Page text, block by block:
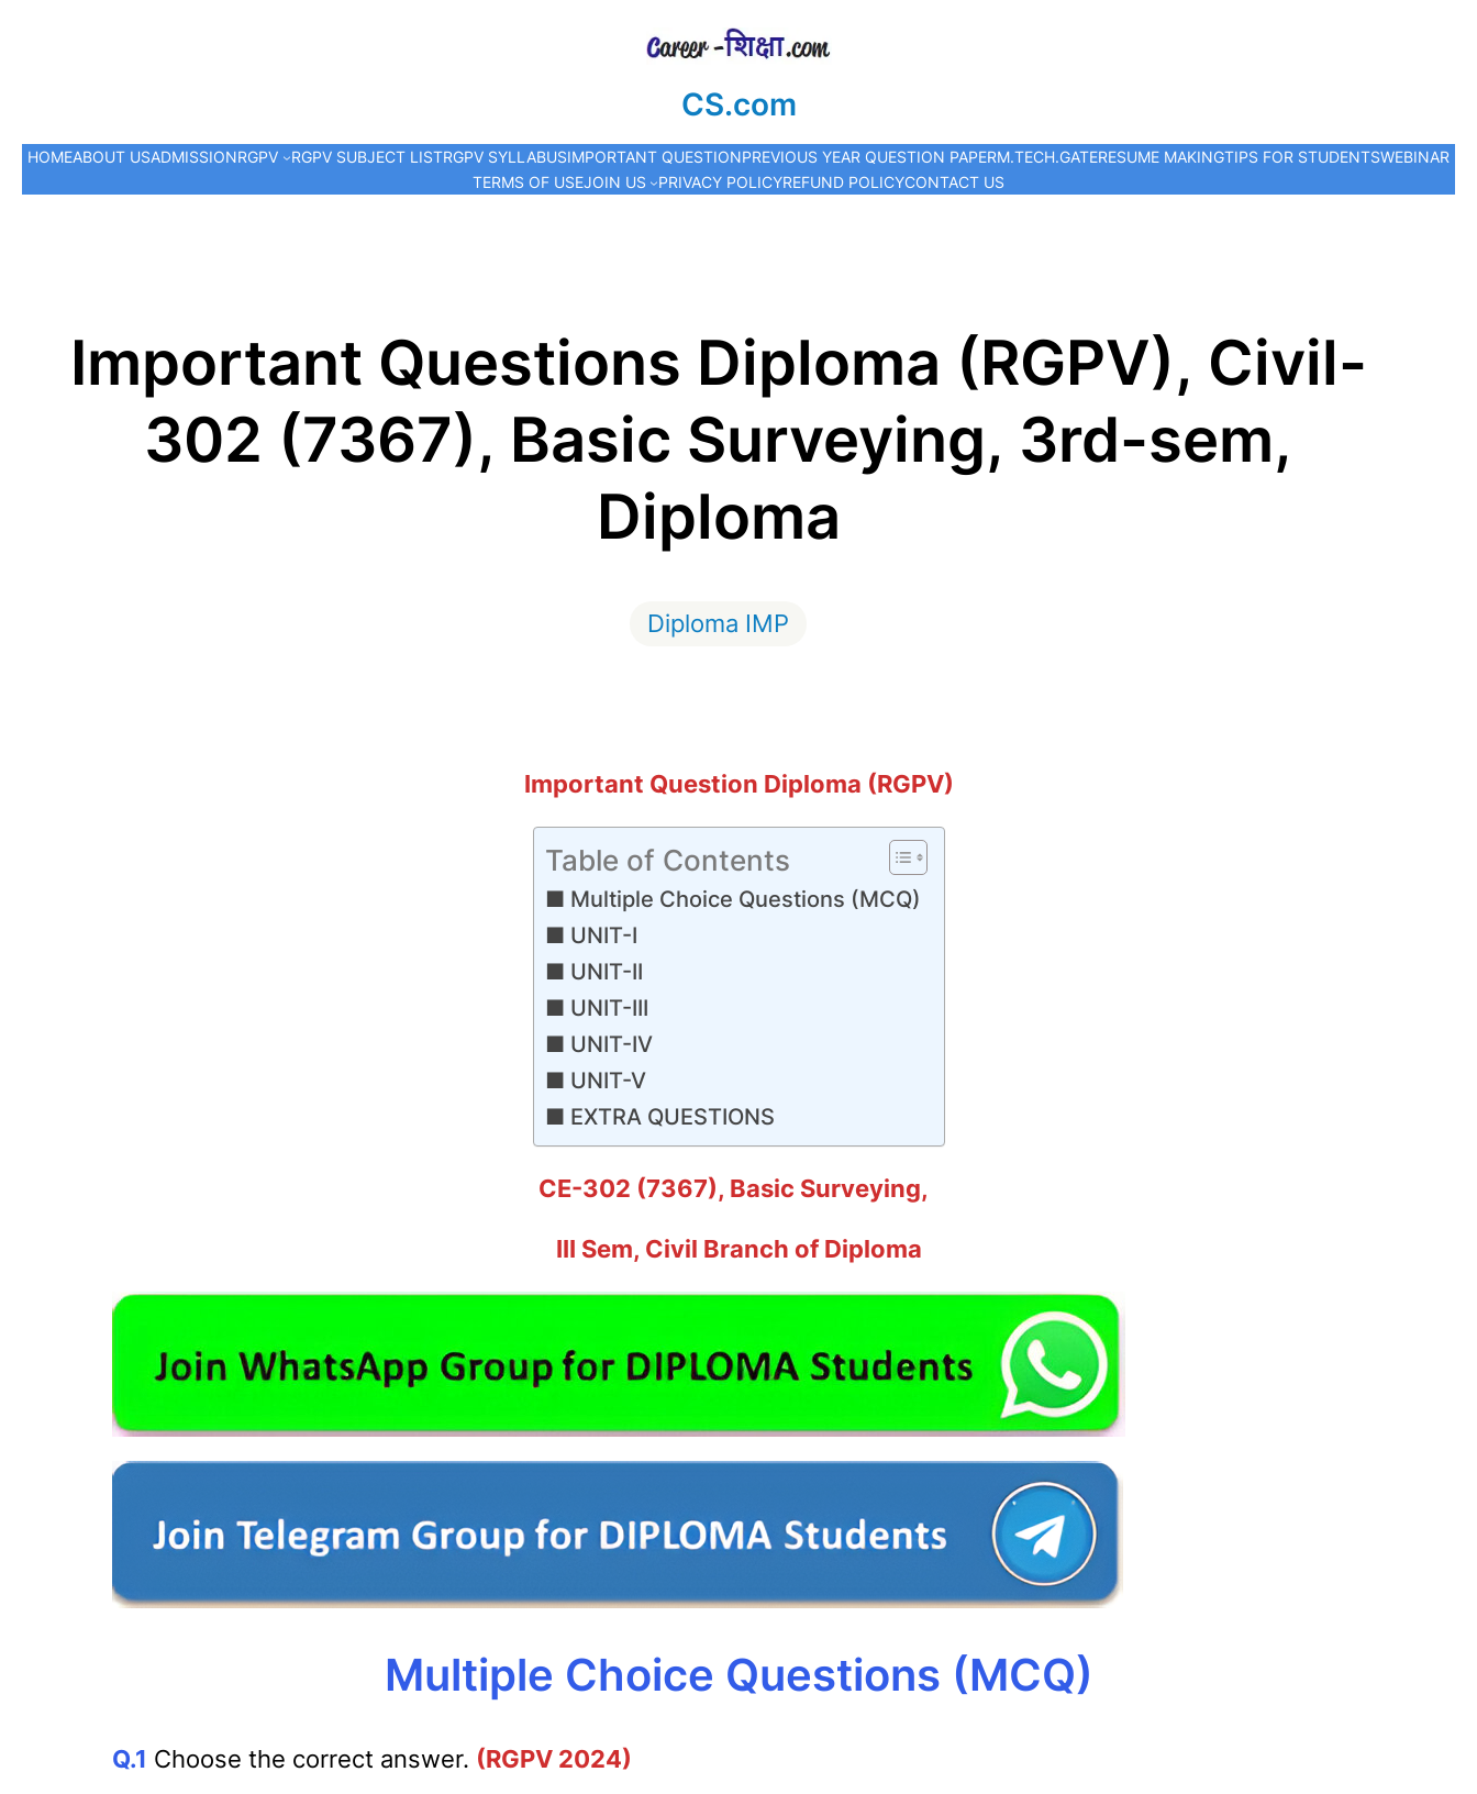
CS.com
HOMEABOUT USADMISSIONRGPV RGPV SUBJECT LISTRGPV SYLLABUSIMPORTANT QUESTIONPREVIOUS YEAR QUESTION PAPERM.TECH.GATERESUME MAKINGTIPS FOR STUDENTSWEBINAR
TERMS OF USEJOIN US PRIVACY POLICYREFUND POLICYCONTACT US
Important Questions Diploma (RGPV), Civil-
302 (7367), Basic Surveying, 3rd-sem,
Diploma
Diploma IMP
Important Question Diploma (RGPV)
Table of Contents
Multiple Choice Questions (MCQ)
UNIT-I
UNIT-II
UNIT-III
UNIT-IV
UNIT-V
EXTRA QUESTIONS
CE-302 (7367), Basic Surveying,
III Sem, Civil Branch of Diploma
Multiple Choice Questions (MCQ)
Q.1 Choose the correct answer. (RGPV 2024)